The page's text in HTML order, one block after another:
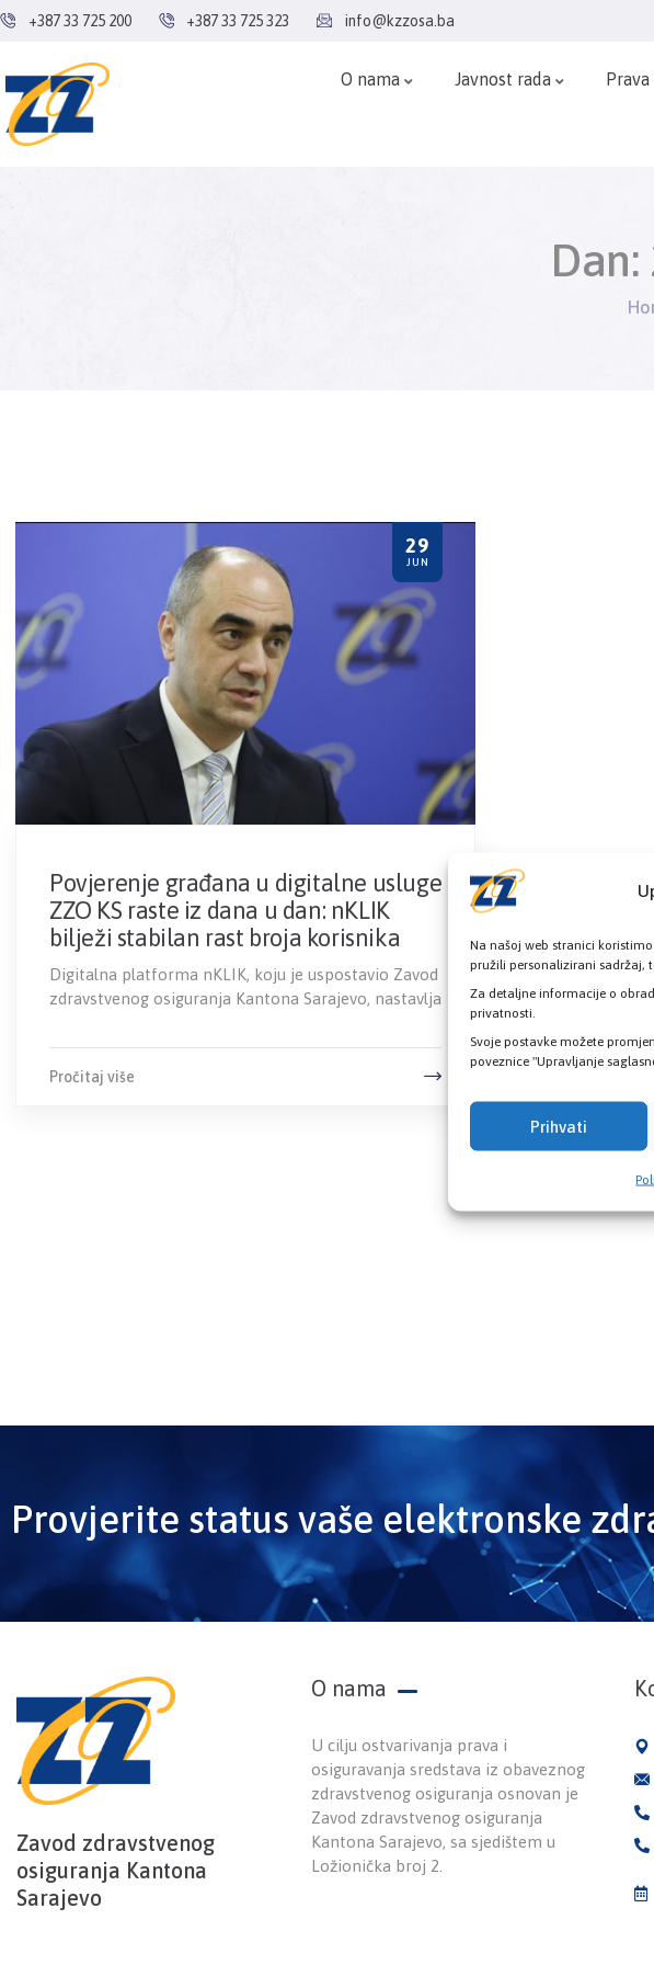
Na našoj web stranici
pružili personalizirani sadržaj,
Za detaljne informacije o
privatnosti.
Svoje postavke možete
poveznice "Upravljanje
Prihvati
+387 33 725 200 +387 33 725 323 info@kzzosa.ba
O nama Javnost rada
Dan:
29
JUN
Povjerenje građana u digitalne usluge
ZZO KS raste iz dana u dan: nKLIK
bilježi stabilan rast broja korisnika
Digitalna platforma nKLIK, koju je uspostavio Zavod
zdravstvenog osiguranja Kantona Sarajevo, nastavlja
Pročitaj više
Provjerite status vaše elektronske
Zavod zdravstvenog
osiguranja Kantona
Sarajevo
O nama
U cilju ostvarivanja prava i
osiguravanja sredstava iz obaveznog
zdravstvenog osiguranja osnovan je
Zavod zdravstvenog osiguranja
Kantona Sarajevo, sa sjedištem u
Ložionička broj 2.